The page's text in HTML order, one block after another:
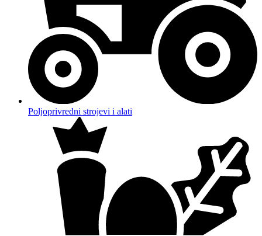
Poljoprivredni strojevi i alati